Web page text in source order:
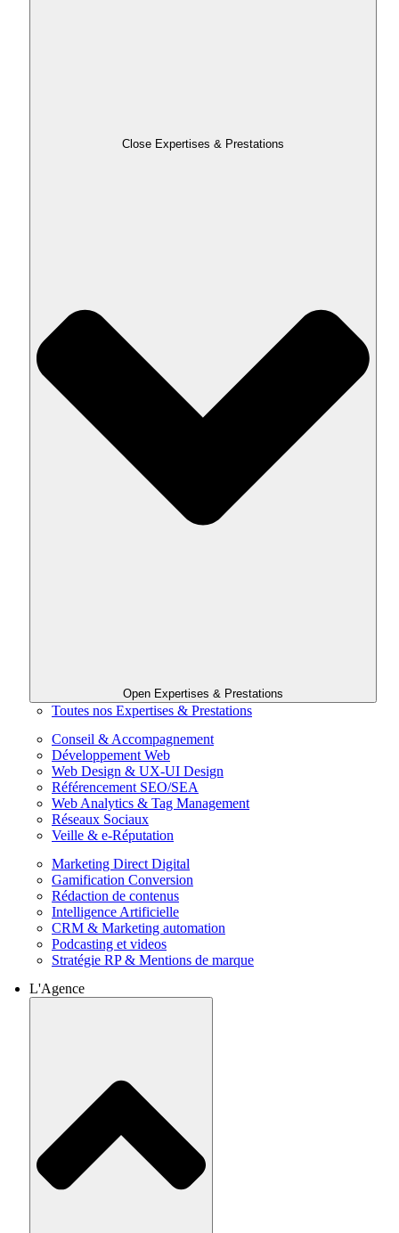
Close Expertises & Prestations
Open Expertises & Prestations
Toutes nos Expertises & Prestations
Conseil & Accompagnement
Développement Web
Web Design & UX-UI Design
Référencement SEO/SEA
Web Analytics & Tag Management
Réseaux Sociaux
Veille & e-Réputation
Marketing Direct Digital
Gamification Conversion
Rédaction de contenus
Intelligence Artificielle
CRM & Marketing automation
Podcasting et videos
Stratégie RP & Mentions de marque
L'Agence